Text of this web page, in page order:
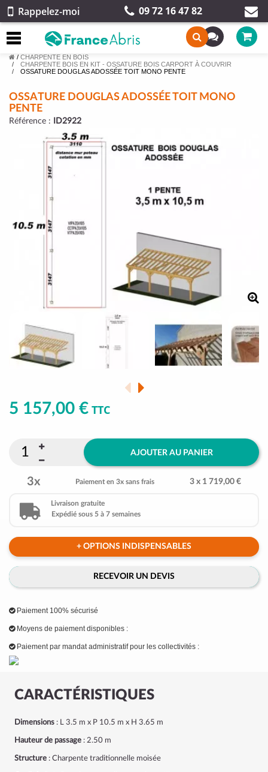
Rappelez-moi 09 72 16 47 82
/ CHARPENTE EN BOIS
CHARPENTE BOIS EN KIT - OSSATURE BOIS CARPORT À COUVRIR
OSSATURE DOUGLAS ADOSSÉE TOIT MONO PENTE
OSSATURE DOUGLAS ADOSSÉE TOIT MONO
PENTE
Référence : ID2922
CARACTÉRISTIQUES
Dimensions : L 3.5 m x P 10.5 m x H 3.65 m
Hauteur de passage : 2.50 m
Structure : Charpente traditionnelle moisée
5 157,00 € TTC
AJOUTER AU PANIER
3x Paiement en 3x sans frais 3 x 1 719,00 €
Livraison gratuite
Expédié sous 5 à 7 semaines
+ OPTIONS INDISPENSABLES
RECEVOIR UN DEVIS
Paiement 100% sécurisé
Moyens de paiement disponibles :
Paiement par mandat administratif pour les collectivités :